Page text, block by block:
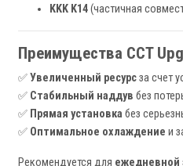
KKK K14(частичная
Преимущества CCT
✅Увеличенный ресурсза счет
✅ Стабильный наддув без
✅ Прямая установка без
✅ Оптимальное охлаждение и
Рекомендуется для ежедневной